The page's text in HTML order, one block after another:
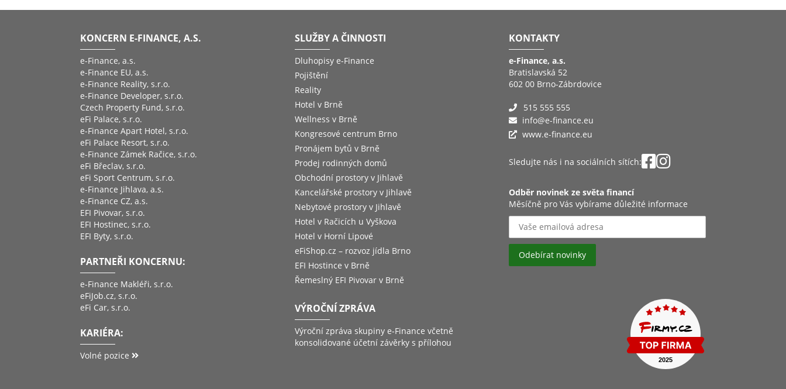
KONCERN E-FINANCE, A.S.
e-Finance, a.s.
e-Finance EU, a.s.
e-Finance Reality, s.r.o.
e-Finance Developer, s.r.o.
Czech Property Fund, s.r.o.
eFi Palace, s.r.o.
e-Finance Apart Hotel, s.r.o.
eFi Palace Resort, s.r.o.
e-Finance Zámek Račice, s.r.o.
eFi Břeclav, s.r.o.
eFi Sport Centrum, s.r.o.
e-Finance Jihlava, a.s.
e-Finance CZ, a.s.
EFI Pivovar, s.r.o.
EFI Hostinec, s.r.o.
EFI Byty, s.r.o.
PARTNEŘI KONCERNU:
e-Finance Makléři, s.r.o.
eFiJob.cz, s.r.o.
eFi Car, s.r.o.
KARIÉRA:
Volné pozice
SLUŽBY A ČINNOSTI
Dluhopisy e-Finance
Pojištění
Reality
Hotel v Brně
Wellness v Brně
Kongresové centrum Brno
Pronájem bytů v Brně
Prodej rodinných domů
Obchodní prostory v Jihlavě
Kancelářské prostory v Jihlavě
Nebytové prostory v Jihlavě
Hotel v Račicích u Vyškova
Hotel v Horní Lipové
eFiShop.cz – rozvoz jídla Brno
EFI Hostince v Brně
Řemeslný EFI Pivovar v Brně
VÝROČNÍ ZPRÁVA
Výroční zpráva skupiny e-Finance včetně
konsolidované účetní závěrky s přílohou
KONTAKTY
e-Finance, a.s.
Bratislavská 52
602 00 Brno-Zábrdovice
515 555 555
info@e-finance.eu
www.e-finance.eu
Sledujte nás i na sociálních sítích:
Odběr novinek ze světa financí
Měsíčně pro Vás vybírame důležité informace